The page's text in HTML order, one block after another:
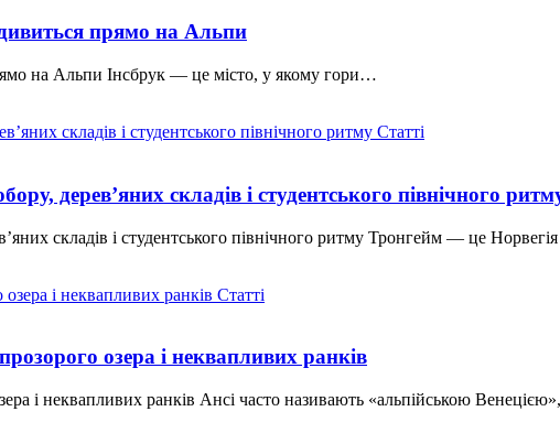
прямо на Альпи
на Альпи Інсбрук — це місто, у якому гори…
Статті
дерев’яних складів і студентського північного
складів і студентського північного ритму Тронгейм — це
Статті
озера і неквапливих ранків
і неквапливих ранків Ансі часто називають «альпійською